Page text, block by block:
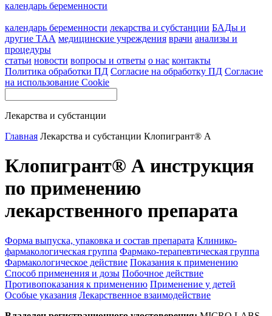
календарь беременности
календарь беременности лекарства и субстанции БАДы и
другие ТАА медицинские учреждения врачи анализы и
процедуры
статьи новости вопросы и ответы о нас контакты
Политика обработки ПД Согласие на обработку ПД Согласие
на использование Cookie
Лекарства и субстанции
Главная Лекарства и субстанции Клопигрант® А
Клопигрант® А инструкция
по применению
лекарственного препарата
Форма выпуска, упаковка и состав препарата Клинико-
фармакологическая группа Фармако-терапевтическая группа
Фармакологическое действие Показания к применению
Способ применения и дозы Побочное действие
Противопоказания к применению Применение у детей
Особые указания Лекарственное взаимодействие